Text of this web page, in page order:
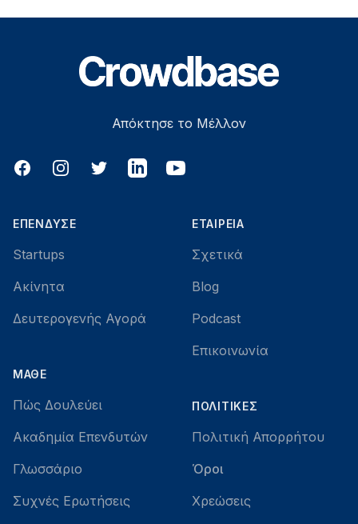
Απόκτησε το Μέλλον
FacebookInstagramTwitter LinkedInYouTube
ΕΠΈΝΔΥΣΕ
Startups
Ακίνητα
Δευτερογενής Αγορά
ΜΆΘΕ
Πώς Δουλεύει
Ακαδημία Επενδυτών
Γλωσσάριο
Συχνές Ερωτήσεις
ΕΤΑΙΡΕΊΑ
Σχετικά
Blog
Podcast
Επικοινωνία
ΠΟΛΙΤΙΚΈΣ
Πολιτική Απορρήτου
Όροι
Χρεώσεις